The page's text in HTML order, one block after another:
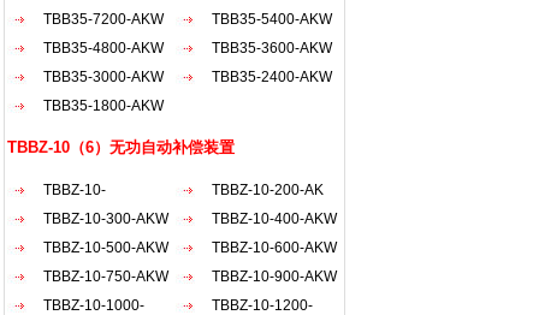
TBB35-7200-AKW
TBB35-5400-AKW
TBB35-4800-AKW
TBB35-3600-AKW
TBB35-3000-AKW
TBB35-2400-AKW
TBB35-1800-AKW
TBBZ-10（6）无功自动补偿装置
TBBZ-10-
2100（30...
TBBZ-10-200-AK
TBBZ-10-300-AKW
TBBZ-10-400-AKW
TBBZ-10-500-AKW
TBBZ-10-600-AKW
TBBZ-10-750-AKW
TBBZ-10-900-AKW
TBBZ-10-1000-
TBBZ-10-1200-